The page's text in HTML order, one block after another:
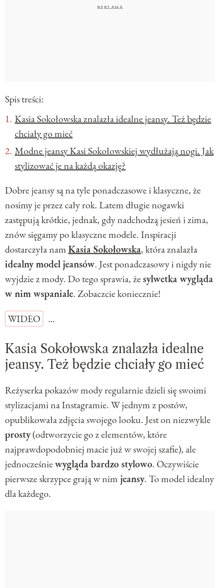
Spis treści:
Kasia Sokołowska znalazła idealne jeansy. Też będzie
chciały go mieć
Modne jeansy Kasi Sokołowskiej wydłużają nogi. Jak
stylizować je na każdą okazję?
Dobre jeansy są na tyle ponadczasowe i klasyczne, że
nosimy je przez cały rok. Latem długie nogawki
zastępują krótkie, jednak, gdy nadchodzą jesień i zima,
znów sięgamy po klasyczne modele. Inspiracji
dostarczyła namKasia Sokołowska, która znalazła
idealny model jeansów. Jest ponadczasowy i nigdy nie
wyjdzie z mody. Do tego sprawia, żesylwetka wygląda
w nim wspaniale. Zobaczcie koniecznie!
WIDEO
…
Kasia Sokołowska znalazła idealne
jeansy. Też będzie chciały go mieć
Reżyserka pokazów mody regularnie dzieli się swoimi
stylizacjami na Instagramie. W jednym z postów,
opublikowała zdjęcia swojego looku. Jest on niezwykle
prosty(odtworzycie go z elementów, które
najprawdopodobniej macie już w swojej szafie), ale
jednocześniewygląda bardzo stylowo. Oczywiście
pierwsze skrzypce grają w nim jeansy. To model idealny
dla każdego.